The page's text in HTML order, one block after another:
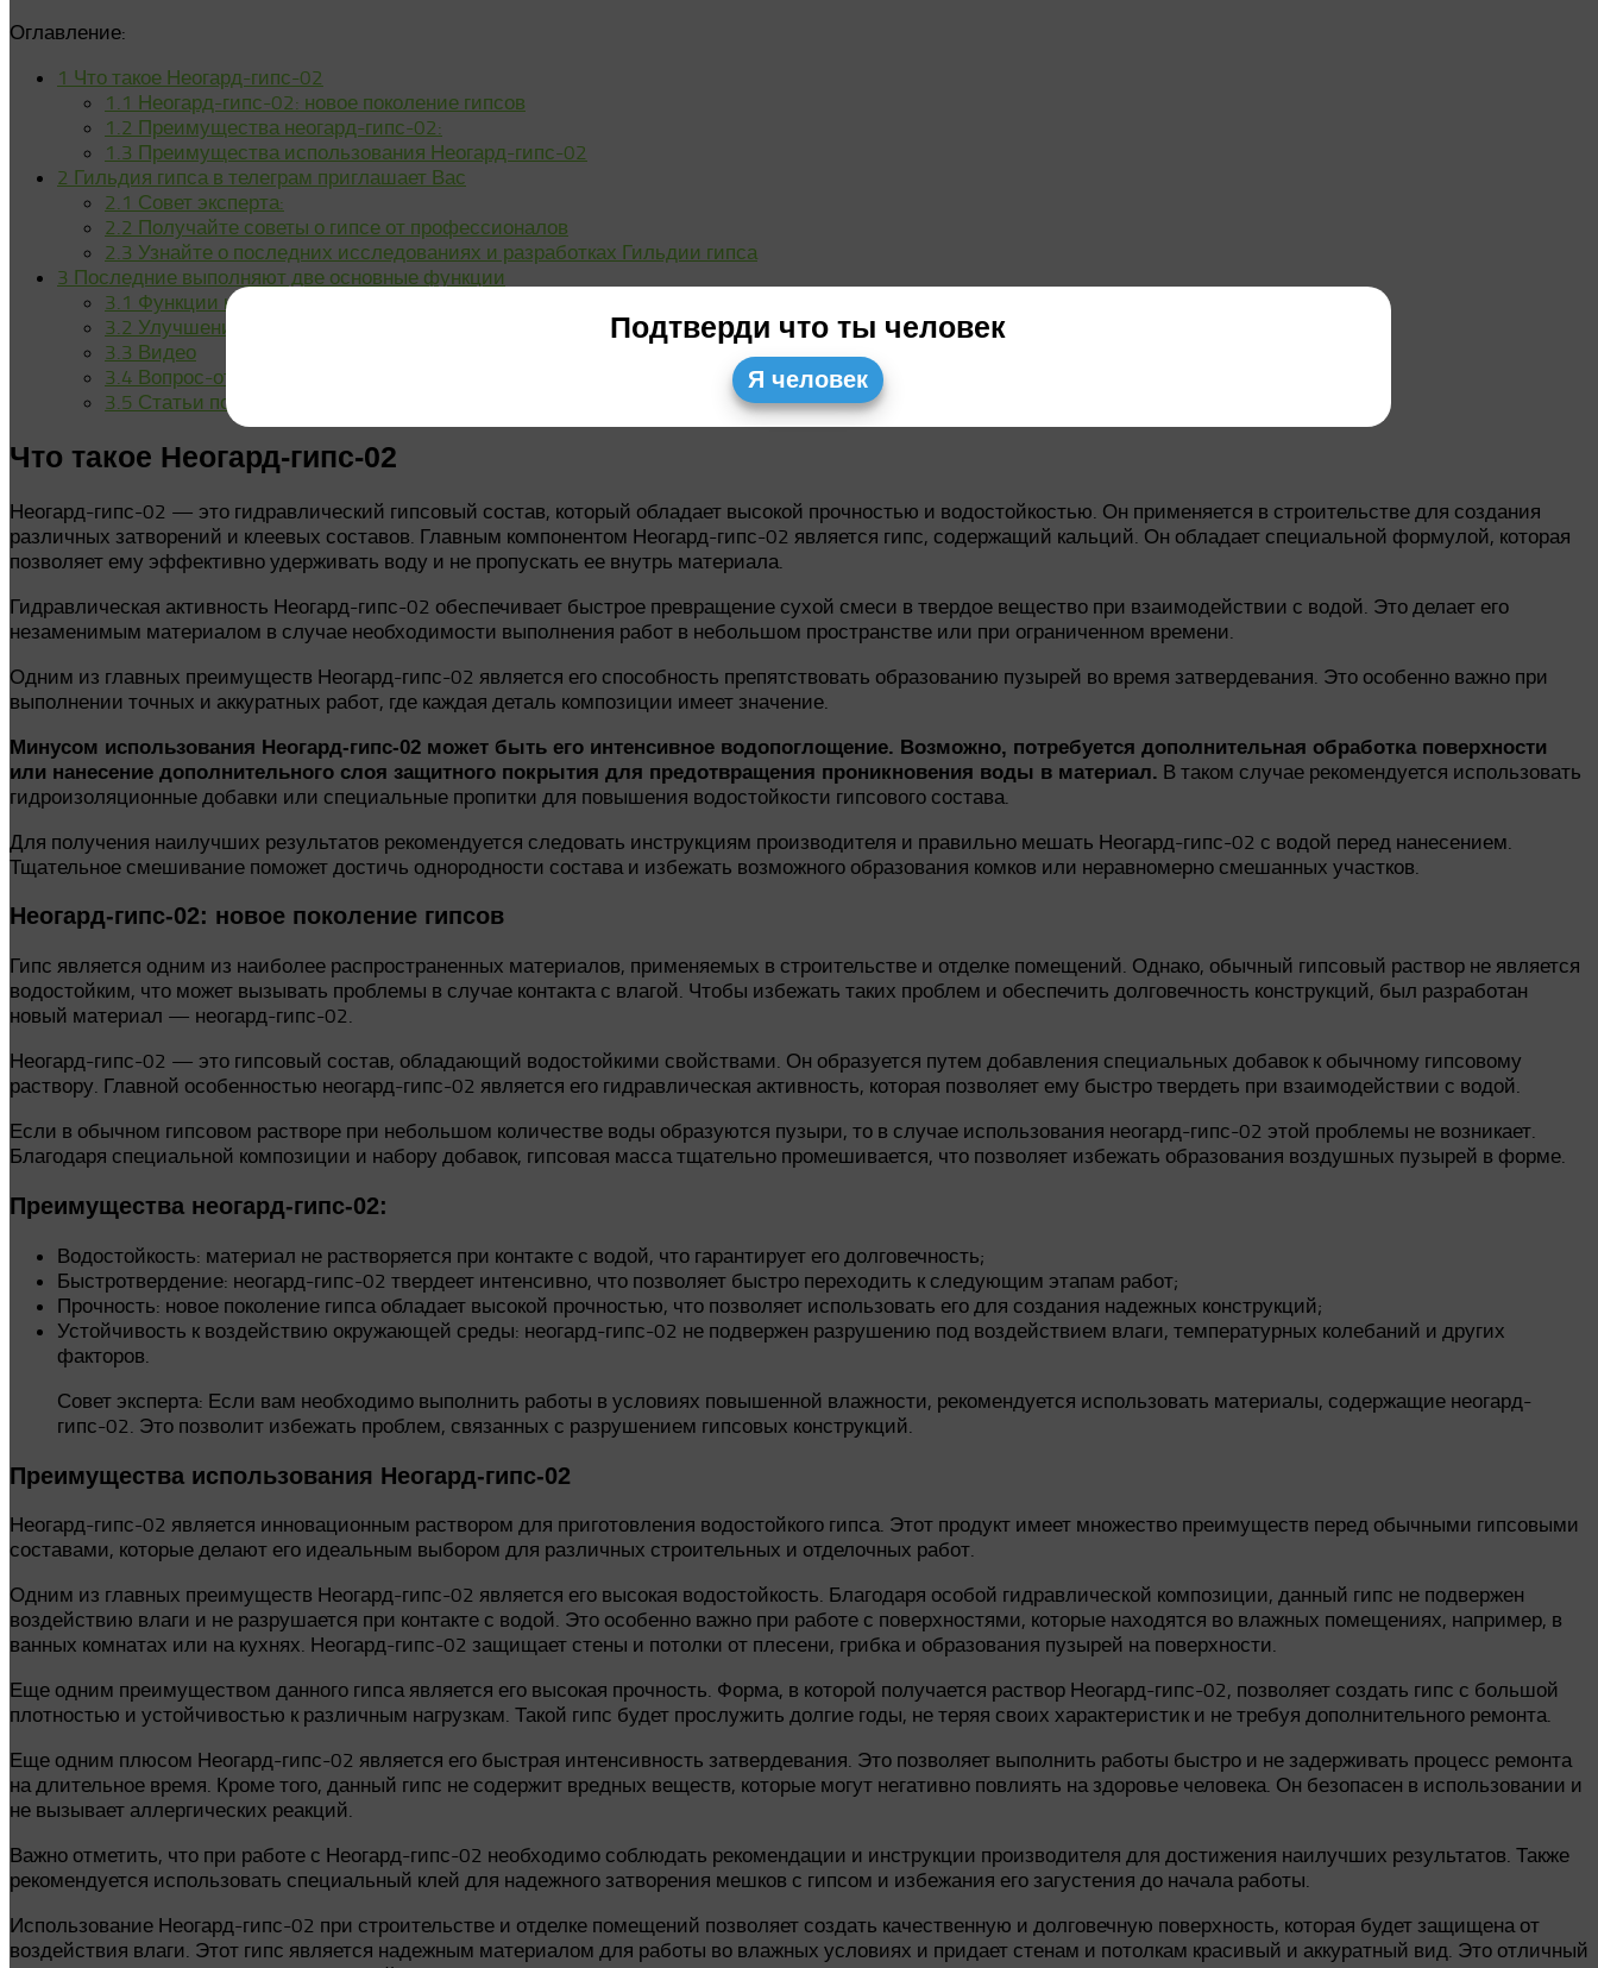
Оглавление:
1 Что такое Неогард-гипс-02
1.1 Неогард-гипс-02: новое поколение гипсов
1.2 Преимущества неогард-гипс-02:
1.3 Преимущества использования Неогард-гипс-02
2 Гильдия гипса в телеграм приглашает Вас
2.1 Совет эксперта:
2.2 Получайте советы о гипсе от профессионалов
2.3 Узнайте о последних исследованиях и разработках Гильдии гипса
3 Последние выполняют две основные функции
3.1 Функции клея при гидратации гипса
3.2 Улучшение прочности гипсовых конструкций
3.3 Видео
3.4 Вопрос-ответ
3.5 Статьи по теме:
Что такое Неогард-гипс-02
Неогард-гипс-02 — это гидравлический гипсовый состав, который обладает высокой прочностью и водостойкостью. Он применяется в строительстве для создания
различных затворений и клеевых составов. Главным компонентом Неогард-гипс-02 является гипс, содержащий кальций. Он обладает специальной формулой, которая
позволяет ему эффективно удерживать воду и не пропускать ее внутрь материала.
Гидравлическая активность Неогард-гипс-02 обеспечивает быстрое превращение сухой смеси в твердое вещество при взаимодействии с водой. Это делает его
незаменимым материалом в случае необходимости выполнения работ в небольшом пространстве или при ограниченном времени.
Одним из главных преимуществ Неогард-гипс-02 является его способность препятствовать образованию пузырей во время затвердевания. Это особенно важно при
выполнении точных и аккуратных работ, где каждая деталь композиции имеет значение.
Минусом использования Неогард-гипс-02 может быть его интенсивное водопоглощение. Возможно, потребуется дополнительная обработка поверхности
или нанесение дополнительного слоя защитного покрытия для предотвращения проникновения воды в материал. В таком случае рекомендуется использовать
гидроизоляционные добавки или специальные пропитки для повышения водостойкости гипсового состава.
Для получения наилучших результатов рекомендуется следовать инструкциям производителя и правильно мешать Неогард-гипс-02 с водой перед нанесением.
Тщательное смешивание поможет достичь однородности состава и избежать возможного образования комков или неравномерно смешанных участков.
Неогард-гипс-02: новое поколение гипсов
Гипс является одним из наиболее распространенных материалов, применяемых в строительстве и отделке помещений. Однако, обычный гипсовый раствор не является
водостойким, что может вызывать проблемы в случае контакта с влагой. Чтобы избежать таких проблем и обеспечить долговечность конструкций, был разработан
новый материал — неогард-гипс-02.
Неогард-гипс-02 — это гипсовый состав, обладающий водостойкими свойствами. Он образуется путем добавления специальных добавок к обычному гипсовому
раствору. Главной особенностью неогард-гипс-02 является его гидравлическая активность, которая позволяет ему быстро твердеть при взаимодействии с водой.
Если в обычном гипсовом растворе при небольшом количестве воды образуются пузыри, то в случае использования неогард-гипс-02 этой проблемы не возникает.
Благодаря специальной композиции и набору добавок, гипсовая масса тщательно промешивается, что позволяет избежать образования воздушных пузырей в форме.
Преимущества неогард-гипс-02:
Водостойкость: материал не растворяется при контакте с водой, что гарантирует его долговечность;
Быстротвердение: неогард-гипс-02 твердеет интенсивно, что позволяет быстро переходить к следующим этапам работ;
Прочность: новое поколение гипса обладает высокой прочностью, что позволяет использовать его для создания надежных конструкций;
Устойчивость к воздействию окружающей среды: неогард-гипс-02 не подвержен разрушению под воздействием влаги, температурных колебаний и других
факторов.
Совет эксперта: Если вам необходимо выполнить работы в условиях повышенной влажности, рекомендуется использовать материалы, содержащие неогард-
гипс-02. Это позволит избежать проблем, связанных с разрушением гипсовых конструкций.
Преимущества использования Неогард-гипс-02
Неогард-гипс-02 является инновационным раствором для приготовления водостойкого гипса. Этот продукт имеет множество преимуществ перед обычными гипсовыми
составами, которые делают его идеальным выбором для различных строительных и отделочных работ.
Одним из главных преимуществ Неогард-гипс-02 является его высокая водостойкость. Благодаря особой гидравлической композиции, данный гипс не подвержен
воздействию влаги и не разрушается при контакте с водой. Это особенно важно при работе с поверхностями, которые находятся во влажных помещениях, например, в
ванных комнатах или на кухнях. Неогард-гипс-02 защищает стены и потолки от плесени, грибка и образования пузырей на поверхности.
Еще одним преимуществом данного гипса является его высокая прочность. Форма, в которой получается раствор Неогард-гипс-02, позволяет создать гипс с большой
плотностью и устойчивостью к различным нагрузкам. Такой гипс будет прослужить долгие годы, не теряя своих характеристик и не требуя дополнительного ремонта.
Еще одним плюсом Неогард-гипс-02 является его быстрая интенсивность затвердевания. Это позволяет выполнить работы быстро и не задерживать процесс ремонта
на длительное время. Кроме того, данный гипс не содержит вредных веществ, которые могут негативно повлиять на здоровье человека. Он безопасен в использовании и
не вызывает аллергических реакций.
Важно отметить, что при работе с Неогард-гипс-02 необходимо соблюдать рекомендации и инструкции производителя для достижения наилучших результатов. Также
рекомендуется использовать специальный клей для надежного затворения мешков с гипсом и избежания его загустения до начала работы.
Использование Неогард-гипс-02 при строительстве и отделке помещений позволяет создать качественную и долговечную поверхность, которая будет защищена от
воздействия влаги. Этот гипс является надежным материалом для работы во влажных условиях и придает стенам и потолкам красивый и аккуратный вид. Это отличный
Подтверди что ты человек
Я человек